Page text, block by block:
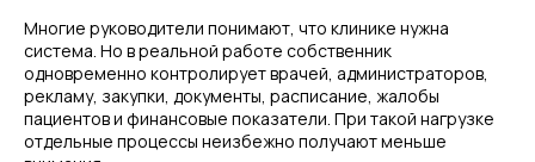
Многие руководители понимают, что клинике нужна
система. Но в реальной работе собственник
одновременно контролирует врачей, администраторов,
рекламу, закупки, документы, расписание, жалобы
пациентов и финансовые показатели. При такой нагрузке
отдельные процессы неизбежно получают меньше